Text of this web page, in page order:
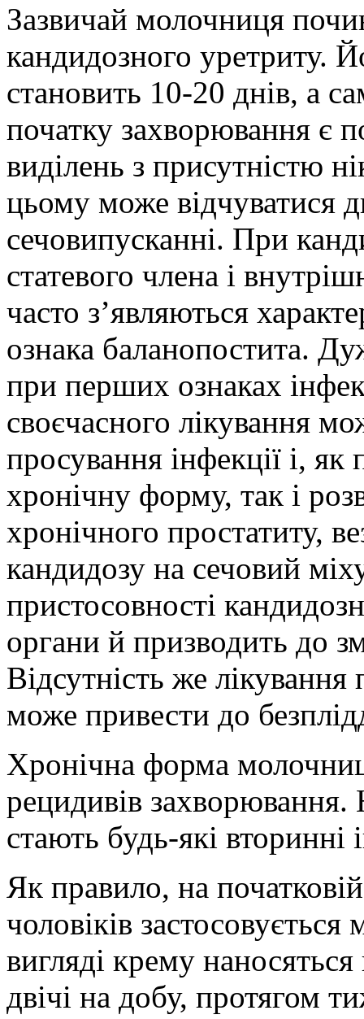
Зазвичай молочниця
кандидозного уретриту.
становить 10-20 днів, а
початку захворювання є
виділень з присутністю
цьому може відчуватися
сечовипусканні. При
статевого члена і
часто з’являються
ознака баланопостита.
при перших ознаках
своєчасного лікування
просування інфекції і,
хронічну форму, так і
хронічного простатиту,
кандидозу на сечовий
пристосовності
органи й призводить до
Відсутність же
може привести до
Хронічна форма
рецидивів
стають будь-які вторинні
Як правило, на
чоловіків
вигляді крему
двічі на добу, протягом